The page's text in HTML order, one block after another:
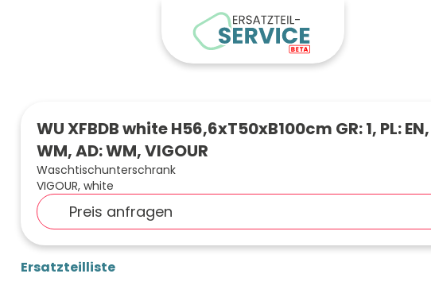
WU XFBDB white H56,6xT50xB100cm GR: 1, PL:
WM, AD: WM, VIGOUR
Waschtischunterschrank
VIGOUR, white
Preis anfragen
Ersatzteilliste